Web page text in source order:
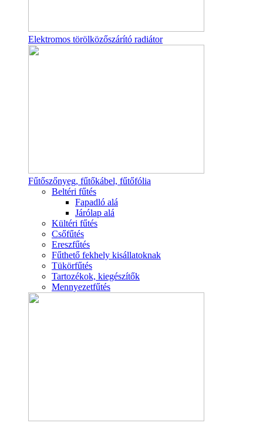
Elektromos törölközőszárító radiátor
Fűtőszőnyeg, fűtőkábel, fűtőfólia
Beltéri fűtés
Fapadló alá
Járólap alá
Kültéri fűtés
Csőfűtés
Ereszfűtés
Fűthető fekhely kisállatoknak
Tükörfűtés
Tartozékok, kiegészítők
Mennyezetfűtés